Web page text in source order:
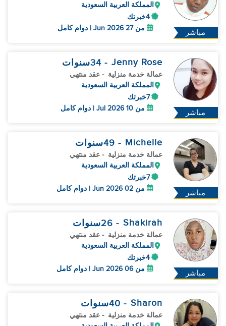
مباشر
المملكة العربية السعودية
4خبرتك
من 27 Jun 2026 | دوام كامل
مباشر
Jenny Rose
- 34 سنوات
عمالة خدمة منزلية - عقد منتهي
المملكة العربية السعودية
7خبرتك
من 10 Jul 2026 | دوام كامل
مباشر
Michelle
- 49 سنوات
عمالة خدمة منزلية - عقد منتهي
المملكة العربية السعودية
7خبرتك
من 02 Jun 2026 | دوام كامل
مباشر
Shakirah
- 26 سنوات
عمالة خدمة منزلية - عقد منتهي
المملكة العربية السعودية
4خبرتك
من 06 Jun 2026 | دوام كامل
Sharon
- 40 سنوات
عمالة خدمة منزلية - عقد منتهي